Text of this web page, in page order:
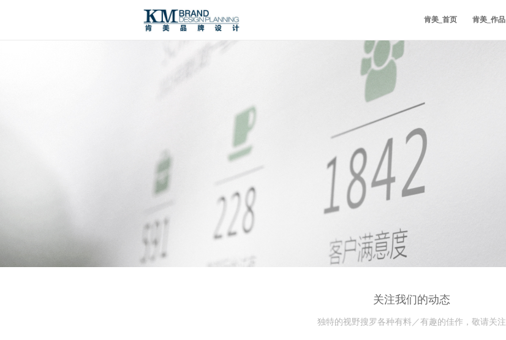
肯美_首页 肯美_作品
关注我们的动态
独特的视野搜罗各种有料／有趣的佳作，敬请关注